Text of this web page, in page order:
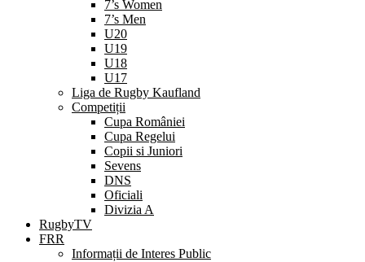
7’s Women
7’s Men
U20
U19
U18
U17
Liga de Rugby Kaufland
Competiții
Cupa României
Cupa Regelui
Copii si Juniori
Sevens
DNS
Oficiali
Divizia A
RugbyTV
FRR
Informații de Interes Public